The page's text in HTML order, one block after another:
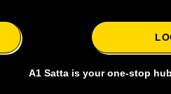
A1 Satta is your one-stop hub for